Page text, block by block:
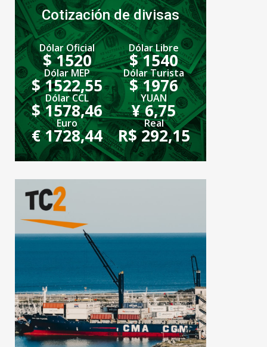
Cotización de divisas
Dólar Oficial
$ 1520
Dólar Libre
$ 1540
Dólar MEP
$ 1522,55
Dólar Turista
$ 1976
Dólar CCL
$ 1578,46
YUAN
¥ 6,75
Euro
€ 1728,44
Real
R$ 292,15